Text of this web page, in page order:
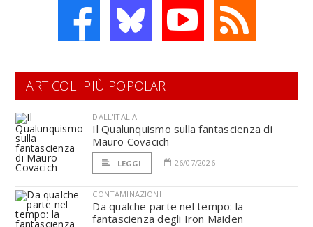
ARTICOLI PIÙ POPOLARI
DALL'ITALIA
Il Qualunquismo sulla fantascienza di
Mauro Covacich
LEGGI 26/07/2026
CONTAMINAZIONI
Da qualche parte nel tempo: la
fantascienza degli Iron Maiden